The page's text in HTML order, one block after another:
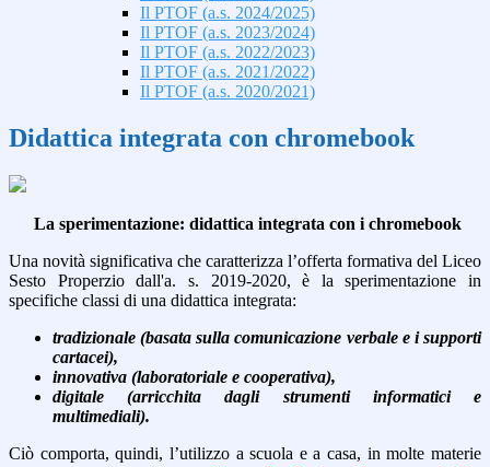
Il PTOF (a.s. 2024/2025)
Il PTOF (a.s. 2023/2024)
Il PTOF (a.s. 2022/2023)
Il PTOF (a.s. 2021/2022)
Il PTOF (a.s. 2020/2021)
Didattica integrata con chromebook
La sperimentazione: didattica integrata con i chromebook
Una novità significativa che caratterizza l’offerta formativa del Liceo
Sesto Properzio dall'a. s. 2019-2020, è la sperimentazione in
specifiche classi di una didattica integrata:
tradizionale (basata sulla comunicazione verbale e i supporti
cartacei),
innovativa (laboratoriale e cooperativa),
digitale (arricchita dagli strumenti informatici e
multimediali).
Ciò comporta, quindi, l’utilizzo a scuola e a casa, in molte materie